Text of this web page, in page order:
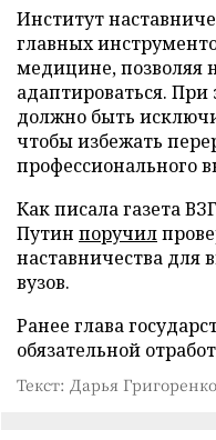
Институт
главных
медицине, позволяя
адаптироваться.
должно быть
чтобы избежать
профессионального
Как писала газета
Путин поручил
наставничества
вузов.
Ранее глава
обязательной
Текст: Дарья Григоренко